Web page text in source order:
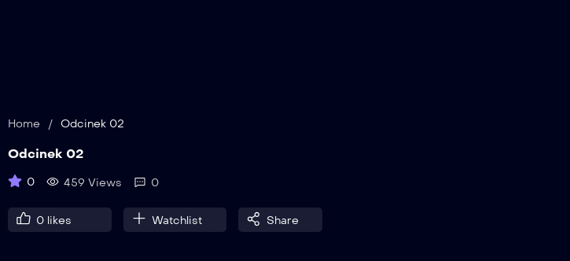
Home / Odcinek 02
Odcinek 02
0 459 Views 0
0 likes Watchlist Share